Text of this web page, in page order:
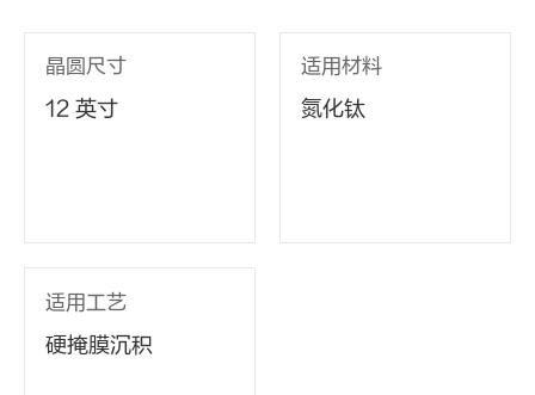
晶圆尺寸
12 英寸
适用材料
氮化钛
适用工艺
硬掩膜沉积